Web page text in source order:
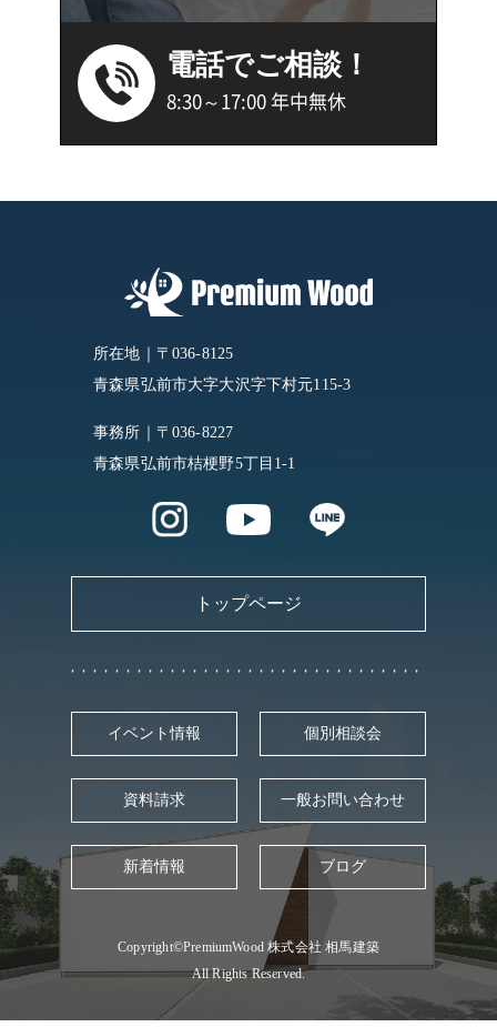
電話でご相談！
8:30～17:00 年中無休
所在地｜〒036-8125
青森県弘前市大字大沢字下村元115-3
事務所｜〒036-8227
青森県弘前市桔梗野5丁目1-1
トップページ
イベント情報 個別相談会
資料請求 一般お問い合わせ
新着情報 ブログ
Copyright©PremiumWood 株式会社 相馬建築
All Rights Reserved.